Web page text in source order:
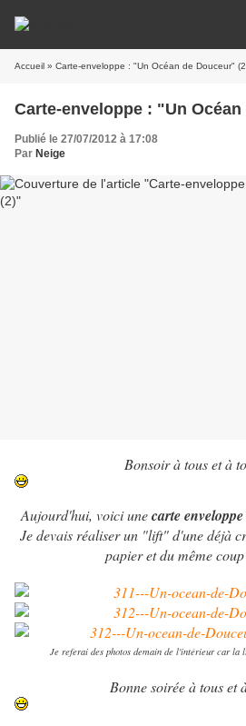
Accueil » Carte-enveloppe : "Un Océan de Douceur"
Carte-enveloppe : "Un
Publié le 27/07/2012 à 17:08
Par Neige
Bonsoir à tous et à
Aujourd'hui, voici unecarte enveloppe
Je devais réaliser un "lift" d'une déjà
papier et du même
Je referai des photos demain de l'intérieur car la
Bonne soirée à tous et